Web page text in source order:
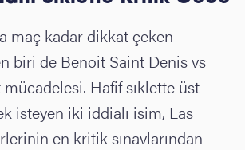
maç kadar dikkat çeken
biri de Benoit Saint Denis vs
Hafif sıklette üst
isteyen iki iddialı isim, Las
en kritik sınavlarından